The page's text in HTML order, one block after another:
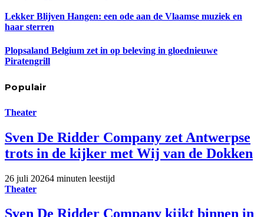
Lekker Blijven Hangen: een ode aan de Vlaamse muziek en
haar sterren
Plopsaland Belgium zet in op beleving in gloednieuwe
Piratengrill
Populair
Theater
Sven De Ridder Company zet Antwerpse
trots in de kijker met Wij van de Dokken
26 juli 20264 minuten leestijd
Theater
Sven De Ridder Company kijkt binnen in